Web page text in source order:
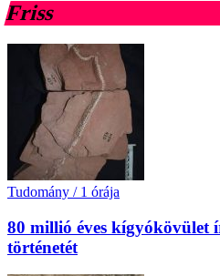
Friss
Tudomány / 1 órája
80 millió éves kígyókövület
történetét